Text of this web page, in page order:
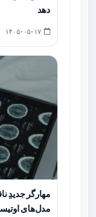
دهد
مدل‌های